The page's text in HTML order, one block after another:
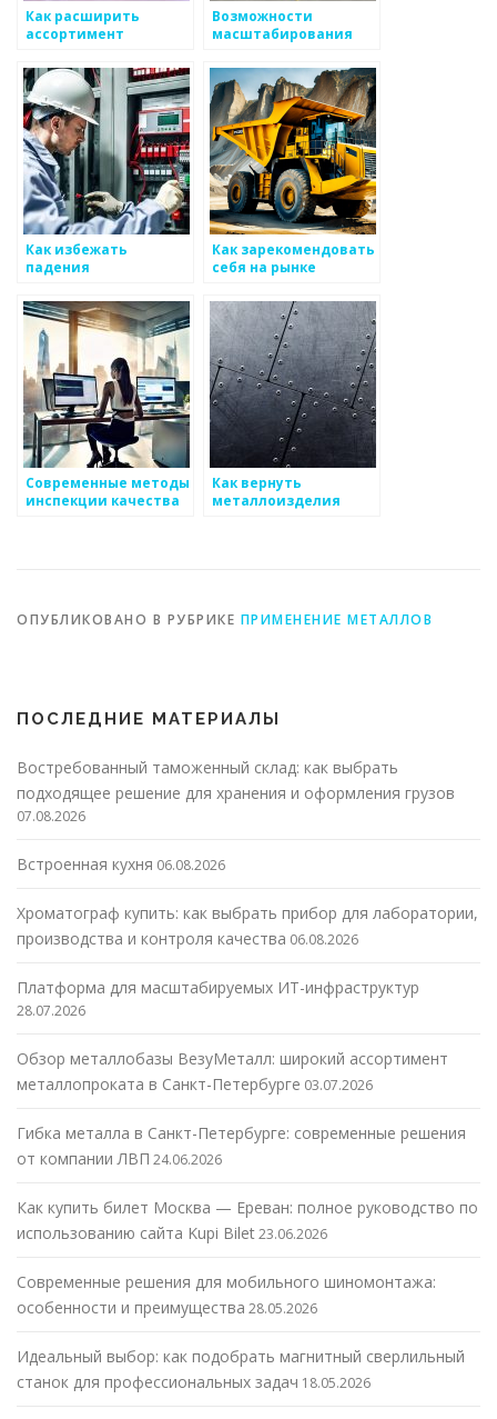
Как расширить
ассортимент
Возможности
масштабирования
металоизделий
Как избежать
падения
условиях кризиса
Как зарекомендовать
себя на рынке
Современные методы
инспекции качества
Как вернуть
металлоизделия
ОПУБЛИКОВАНО В РУБРИКЕ ПРИМЕНЕНИЕ МЕТАЛЛОВ
ПОСЛЕДНИЕ МАТЕРИАЛЫ
Востребованный таможенный склад: как выбрать
подходящее решение для хранения и оформления грузов
07.08.2026
Встроенная кухня 06.08.2026
Хроматограф купить: как выбрать прибор для лаборатории,
производства и контроля качества 06.08.2026
Платформа для масштабируемых ИТ-инфраструктур
28.07.2026
Обзор металлобазы ВезуМеталл: широкий ассортимент
металлопроката в Санкт-Петербурге 03.07.2026
Гибка металла в Санкт-Петербурге: современные решения
от компании ЛВП 24.06.2026
Как купить билет Москва — Ереван: полное руководство по
использованию сайта Kupi Bilet23.06.2026
Современные решения для мобильного шиномонтажа:
особенности и преимущества 28.05.2026
Идеальный выбор: как подобрать магнитный сверлильный
станок для профессиональных задач 18.05.2026